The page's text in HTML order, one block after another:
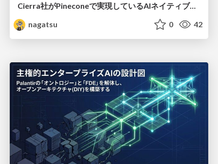
Cierra社がPineconeで実現しているAIネイティブカンパニーの設計図
nagatsu
0 42